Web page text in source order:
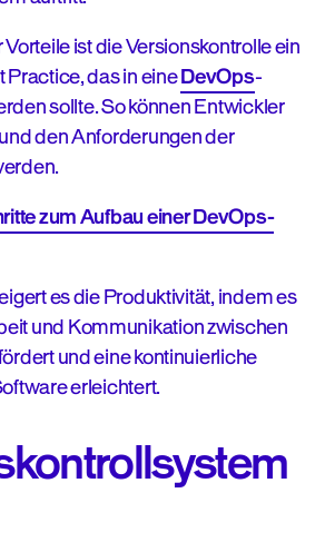
ist die Versionskontrolle ein
das in eineDevOps-
sollte. So können Entwickler
den Anforderungen der
zum Aufbau einer DevOps-
es die Produktivität, indem es
und Kommunikation zwischen
und eine kontinuierliche
erleichtert.